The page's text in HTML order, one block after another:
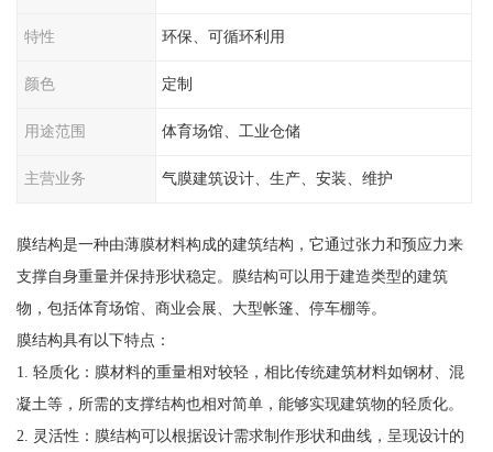
特性 环保、可循环利用
颜色 定制
用途范围 体育场馆、工业仓储
主营业务 气膜建筑设计、生产、安装、维护
膜结构是一种由薄膜材料构成的建筑结构，它通过张力和预应力来
支撑自身重量并保持形状稳定。膜结构可以用于建造类型的建筑
物，包括体育场馆、商业会展、大型帐篷、停车棚等。
膜结构具有以下特点：
1. 轻质化：膜材料的重量相对较轻，相比传统建筑材料如钢材、混
凝土等，所需的支撑结构也相对简单，能够实现建筑物的轻质化。
2. 灵活性：膜结构可以根据设计需求制作形状和曲线，呈现设计的